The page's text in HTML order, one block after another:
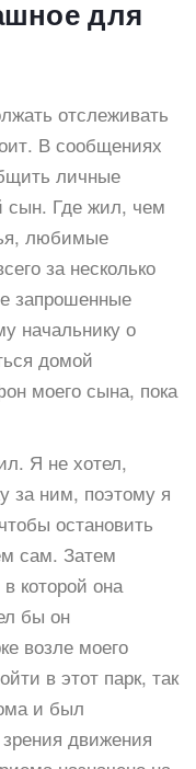
для
отслеживать
В сообщениях
личные
сын. Где жил, чем
любимые
за несколько
запрошенные
начальнику о
домой
моего сына, пока
Я не хотел,
за ним, поэтому я
остановить
сам. Затем
которой она
бы он
возле моего
в этот парк, так
и был
движения